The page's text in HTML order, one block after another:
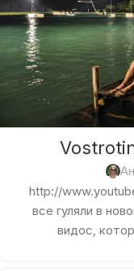
http://
все гуляли в
видос,